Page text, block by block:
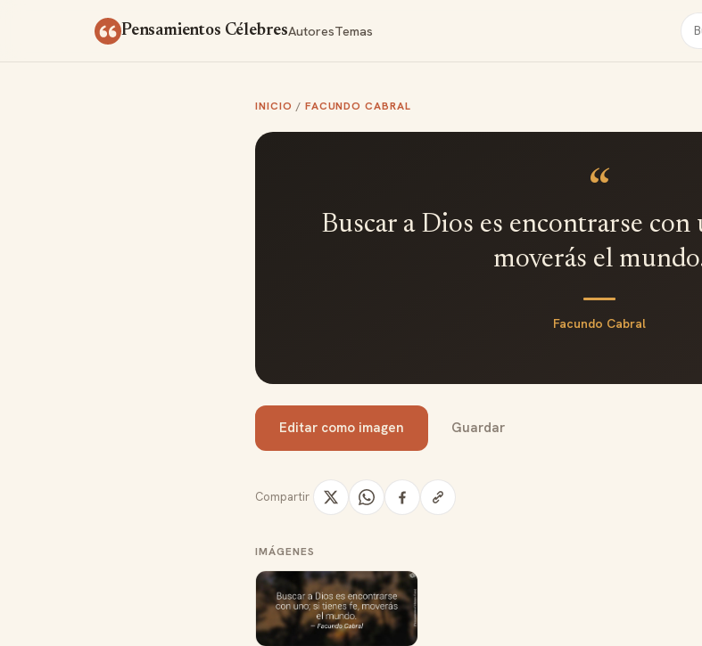
Pensamientos CélebresAutoresTemas
INICIO / FACUNDO CABRAL
“
Buscar a Dios es encontrarse con
moverás el
Facundo Cabral
Editar como imagen Guardar
Compartir
IMÁGENES